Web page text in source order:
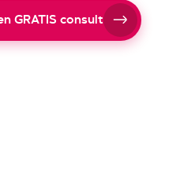
GRATIS consult